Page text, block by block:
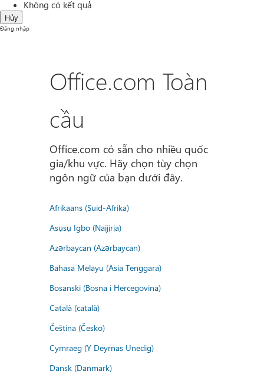
Không có kết quả
Hủy
Đăng nhập
Office.com Toàn
cầu
Office.com có sẵn cho nhiều quốc
gia/khu vực. Hãy chọn tùy chọn
ngôn ngữ của bạn dưới đây.
Afrikaans (Suid-Afrika)
Asụsụ Igbo (Naịjịrịa)
Azərbaycan (Azərbaycan)
Bahasa Melayu (Asia Tenggara)
Bosanski (Bosna i Hercegovina)
Català (català)
Čeština (Česko)
Cymraeg (Y Deyrnas Unedig)
Dansk (Danmark)